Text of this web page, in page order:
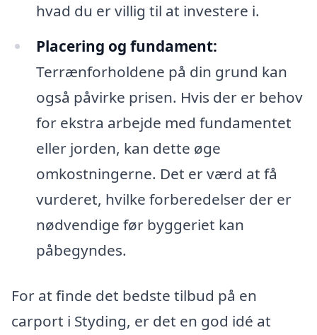
hvad du er villig til at investere i.
Placering og fundament:
Terrænforholdene på din grund kan
også påvirke prisen. Hvis der er behov
for ekstra arbejde med fundamentet
eller jorden, kan dette øge
omkostningerne. Det er værd at få
vurderet, hvilke forberedelser der er
nødvendige før byggeriet kan
påbegyndes.
For at finde det bedste tilbud på en
carport i Styding, er det en god idé at